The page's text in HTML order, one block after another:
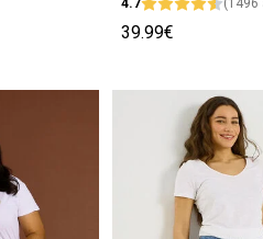
4.7 (1496
39.99€